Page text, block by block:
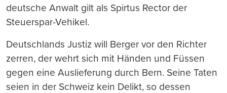
deutsche Anwalt gilt als Spirtus Rector der
Steuerspar-Vehikel.
Deutschlands Justiz will Berger vor den Richter
zerren, der wehrt sich mit Händen und Füssen
gegen eine Auslieferung durch Bern. Seine Taten
seien in der Schweiz kein Delikt, so dessen